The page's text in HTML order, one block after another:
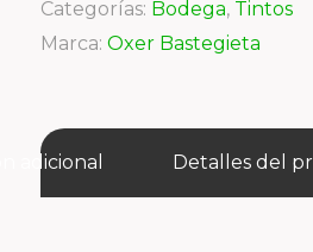
Categorías: Bodega, Tintos
Marca: Oxer Bastegieta
adicional Detalles del